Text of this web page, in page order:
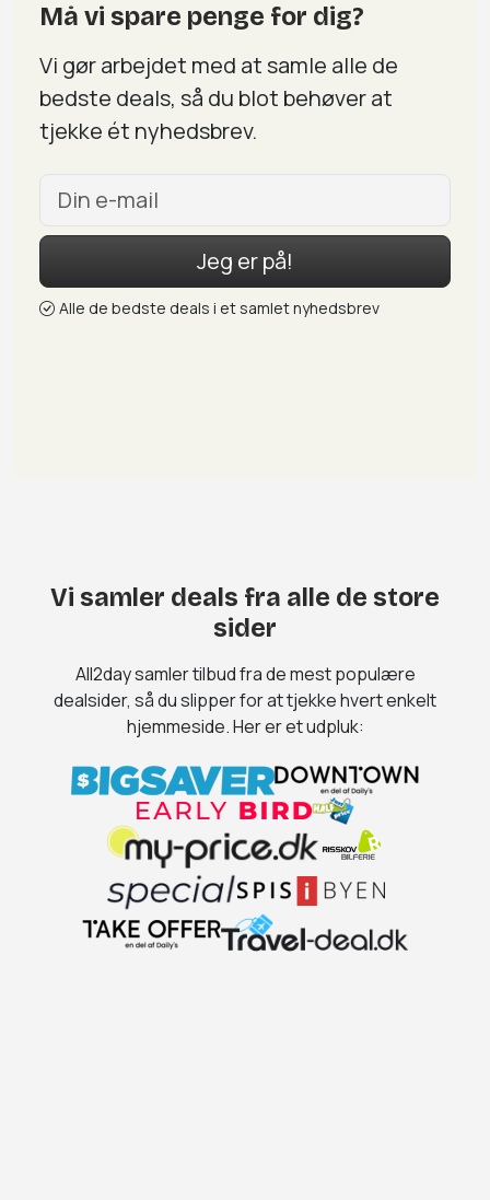
Må vi spare penge for dig?
Vi gør arbejdet med at samle alle de
bedste deals, så du blot behøver at
tjekke ét nyhedsbrev.
Jeg er på!
Alle de bedste deals i et samlet nyhedsbrev
Vi samler deals fra alle de store
sider
All2day samler tilbud fra de mest populære
dealsider, så du slipper for at tjekke hvert enkelt
hjemmeside. Her er et udpluk: